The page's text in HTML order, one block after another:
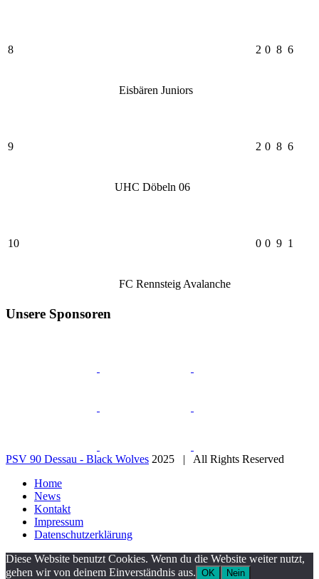
8
Eisbären Juniors
2 0 8 6
9
UHC Döbeln 06
2 0 8 6
10
FC Rennsteig Avalanche
0 0 9 1
Unsere Sponsoren
PSV 90 Dessau - Black Wolves 2025 | All Rights Reserved
Home
News
Kontakt
Impressum
Datenschutzerklärung
Diese Website benutzt Cookies. Wenn du die Website weiter nutzt,
gehen wir von deinem Einverständnis aus. OK
Nein